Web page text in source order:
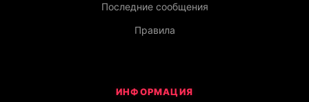
Последние сообщения
Правила
ИНФОРМАЦИЯ